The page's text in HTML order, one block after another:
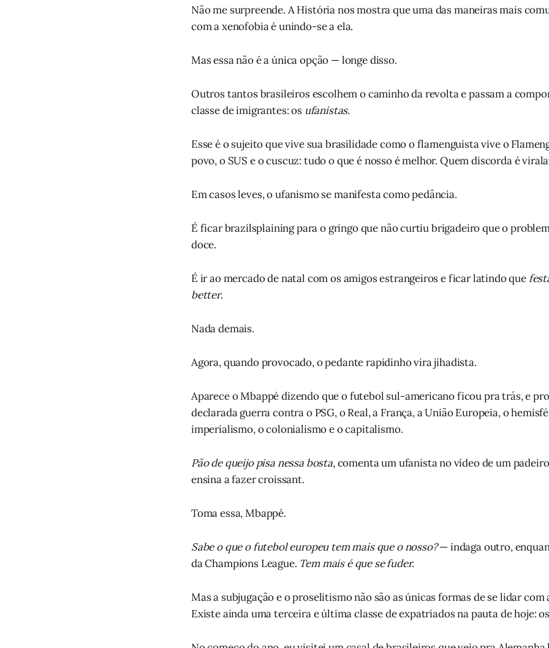
Não me surpreende. A História nos mostra que uma das maneiras mais
com a xenofobia é unindo-se a ela.
Mas essa não é a única opção — longe disso.
Outros tantos brasileiros escolhem o caminho da revolta e passam a
classe de imigrantes: os ufanistas.
Esse é o sujeito que vive sua brasilidade como o flamenguista vive o
povo, o SUS e o cuscuz: tudo o que é nosso é melhor. Quem discorda é
Em casos leves, o ufanismo se manifesta como pedância.
É ficar brazilsplaining para o gringo que não curtiu brigadeiro que o
doce.
É ir ao mercado de natal com os amigos estrangeiros e ficar latindo que
better.
Nada demais.
Agora, quando provocado, o pedante rapidinho vira jihadista.
Aparece o Mbappé dizendo que o futebol sul-americano ficou pra trás, e
declarada guerra contra o PSG, o Real, a França, a União Europeia, o
imperialismo, o colonialismo e o capitalismo.
Pão de queijo pisa nessa bosta, comenta um ufanista no vídeo de um
ensina a fazer croissant.
Toma essa, Mbappé.
Sabe o que o futebol europeu tem mais que o nosso?— indaga outro,
da Champions League. Tem mais é que se fuder.
Mas a subjugação e o proselitismo não são as únicas formas de se lidar com
Existe ainda uma terceira e última classe de expatriados na pauta de hoje: os